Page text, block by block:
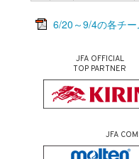
6/20～9/4の各チ
JFA OFFICIAL
TOP PARTNER
JFA